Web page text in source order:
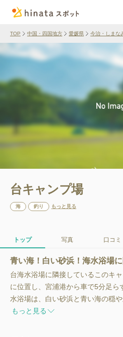
TOP 中国・四国地方 愛媛県 今治・しまな
台キャンプ場
海 釣り もっと見る
トップ 写真 口コミ
青い海！白い砂浜！海水浴場に
台海水浴場に隣接しているこのキ
に位置し、宮浦港から車で5分足
水浴場は、白い砂浜と青い海の穏や
もっと見る